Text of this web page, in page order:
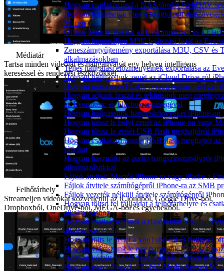
Hogyan csatlakoztasd a NAS tárolót WebDAV
Hogyan tekinthetők meg a beágyazott
Macen
Offline zene lejátszása az Evermusicban és a
Hogyan importáljon M3U lejátszási listát az
Zeneszámgyűjtemény exportálása M3U, CSV és
alkalmazásokban
Teljes hallgatási előzményeinek exportálása az
Hogyan hallgassunk zenét az iCloud Drive-ról
Hogyan játsszak le FLAC (veszteségmentes)
Hogyan adjunk hozzá és tekintsünk meg
az Evermusic és Flacbox segítségével
Hogyan hallgassunk hangoskönyveket iPhone-
Hogyan játssz le helyi zenét az iPhone-on vagy
Hogyan játssz le zenét USB flash meghajtóról
Hogyan csatlakoztassunk USB flash meghajtót
fájlokat
Hogyan használja az audio hangszínszabályzót
alkalmazásokkal
Fájlok átvitele Macről iPhone-ra vagy iPadre a
Fájlok átvitele számítógépről iPhone-ra az SMB
Fájlok vezeték nélküli átvitele számítógépről
Hogyan töltsd fel fájljaidat a felhőtárhelyre és
alkalmazáshoz
Hogyan csatlakoztassuk a Bluesound VAULT
alkalmazásokból
Hogyan tölts le zenét a YouTube-ról és hallgass
Hogyan válasszunk le egy harmadik féltől
Hogyan készíts videót zenelejátszás közben
Hogyan engedélyezd a DLNA Media Servert
Médiatár
Tartsa minden videóját és hanganyagát egy helyen intelligens
kereséssel és rendezési eszközökkel.
Felhőtárhely
Streameljen videókat közvetlenül az iCloudból, Google Drive-ból,
Dropboxból, OneDrive-ból, MEGA-ból és egyebekből.